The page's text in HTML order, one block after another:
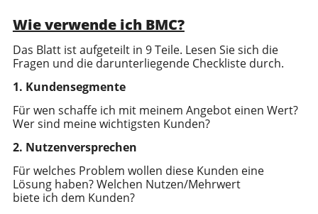
Wie verwende ich BMC?
Das Blatt ist aufgeteilt in 9 Teile. Lesen Sie sich die
Fragen und die darunterliegende Checkliste durch.
1. Kundensegmente
Für wen schaffe ich mit meinem Angebot einen Wert?
Wer sind meine wichtigsten Kunden?
2. Nutzenversprechen
Für welches Problem wollen diese Kunden eine
Lösung haben? Welchen Nutzen/Mehrwert
biete ich dem Kunden?